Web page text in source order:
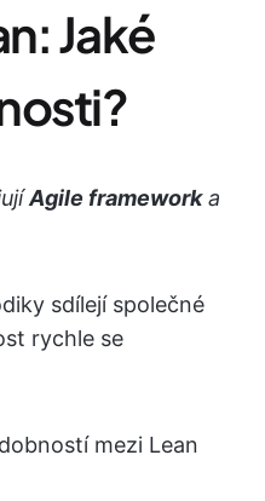
Jaké
Agile frameworka
sdílejí společné
rychle se
mezi Lean